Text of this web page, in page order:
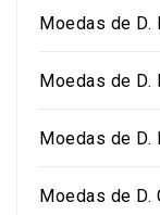
Moedas de D.
Moedas de D.
Moedas de
Moedas de D.